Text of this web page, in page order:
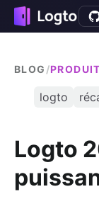
BLOG /PRODUIT
logto
Logto